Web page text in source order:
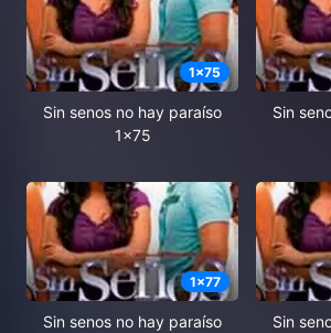
1x75
Sin senos no hay paraíso
1x75
Sin
1x77
Sin senos no hay paraíso
Sin